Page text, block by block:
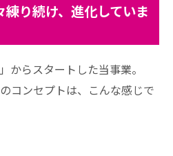
り続け、進化していま
からスタートした当事業。
コンセプトは、こんな感じで